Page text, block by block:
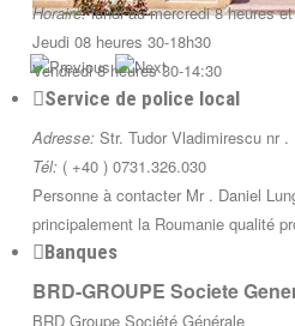
Horaire:lundi au mercredi 8 heures
Jeudi 08 heures 30-18h30
Vendredi 8 heures 30-14:30
Service de police local
Adresse: Str. Tudor Vladimirescu nr
Tél: ( +40 ) 0731.326.030
Personne à contacter Mr . Daniel
principalement la Roumanie qualité
Banques
BRD-GROUPE Societe
BRD Groupe Société Générale